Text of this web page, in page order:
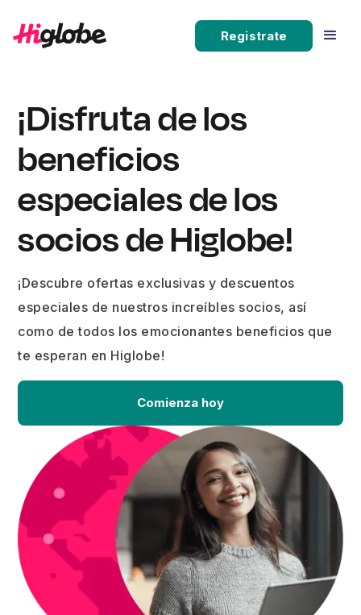
Registrate
¡Disfruta de los
beneficios
especiales de los
socios de Higlobe!
¡Descubre ofertas exclusivas y descuentos
especiales de nuestros increíbles socios, así
como de todos los emocionantes beneficios que
te esperan en Higlobe!
Comienza hoy